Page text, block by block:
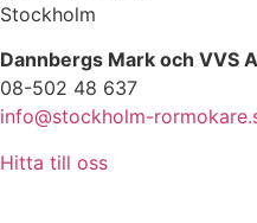
Stockholm
Dannbergs Mark och VVS
08-502 48 637
info@stockholm-
Hitta till oss